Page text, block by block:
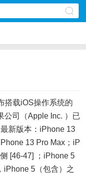
搭载iOS操作系统的
公司（Apple Inc. ）已
新版本：iPhone 13
13 Pro Max；iP
[46-47] ；iPhone 5
iPhone 5（包含）之